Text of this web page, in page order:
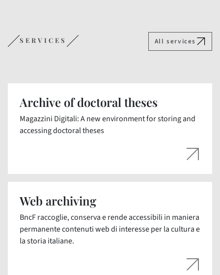
SERVICES All services
Archive of doctoral theses
Magazzini Digitali: A new environment for storing and
accessing doctoral theses
Web archiving
BncF raccoglie, conserva e rende accessibili in maniera
permanente contenuti web di interesse per la cultura e
la storia italiane.